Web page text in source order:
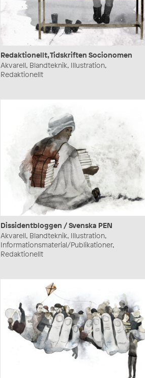
Redaktionellt, Tidskriften Socionomen
Akvarell, Blandteknik, Illustration,
Redaktionellt
Dissidentbloggen / Svenska PEN
Akvarell, Blandteknik, Illustration,
Informationsmaterial/Publikationer,
Redaktionellt